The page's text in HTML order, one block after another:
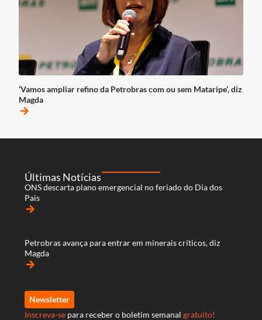
‘Vamos ampliar refino da Petrobras com ou sem Mataripe’, diz
Magda
arrow_forward
Últimas Notícias
ONS descarta plano emergencial no feriado do Dia dos
Pais
arrow_forward
Petrobras avança para entrar em minerais críticos, diz
Magda
arrow_forward
Newsletter
Inscreva-se para receber o boletim semanal gratuito!